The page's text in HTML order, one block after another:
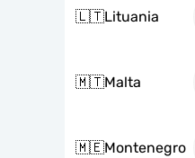
🇱🇹Lituania
🇲🇹Malta
🇲🇪Montenegro